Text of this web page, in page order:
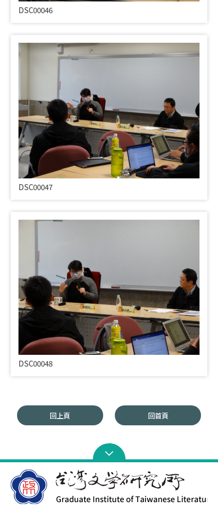
DSC00046
DSC00047
DSC00048
回上頁 回首頁